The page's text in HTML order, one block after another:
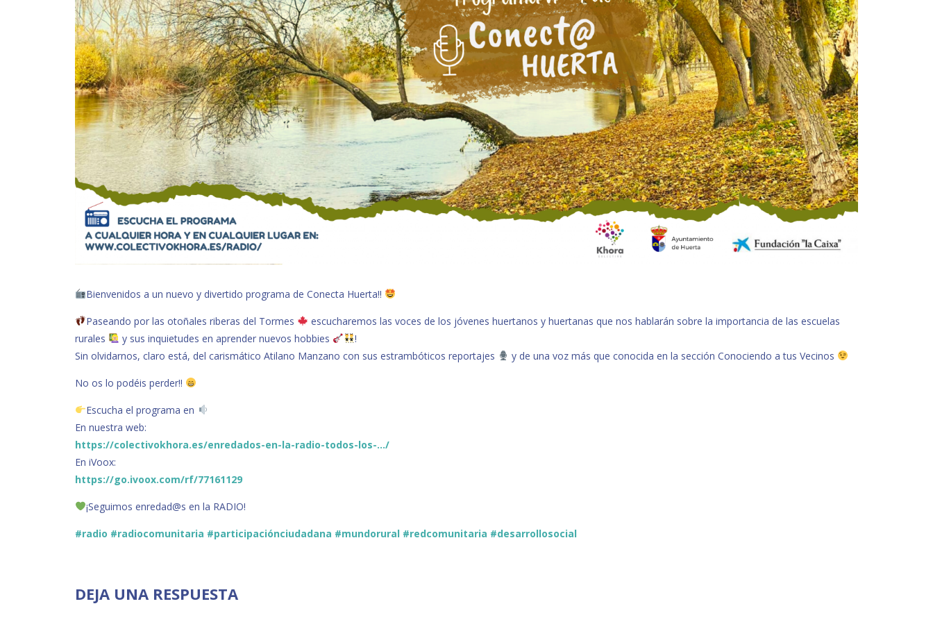
Bienvenidos a un nuevo y divertido programa de Conecta Huerta!!
Paseando por las otoñales riberas del Tormes
escucharemos las voces de los jóvenes huertanos y huertanas que nos hablarán sobre la importancia de las escuelas
rurales
y sus inquietudes en aprender nuevos hobbies
!
Sin olvidarnos, claro está, del carismático Atilano Manzano con sus estrambóticos reportajes
y de una voz más que conocida en la sección Conociendo a tus Vecinos
No os lo podéis perder!!
Escucha el programa en
En nuestra web:
https://colectivokhora.es/enredados-en-la-radio-todos-los-…/
En iVoox:
https://go.ivoox.com/rf/77161129
¡Seguimos enredad@s en la RADIO!
#radio #radiocomunitaria #participaciónciudadana #mundorural #redcomunitaria #desarrollosocial
DEJA UNA RESPUESTA